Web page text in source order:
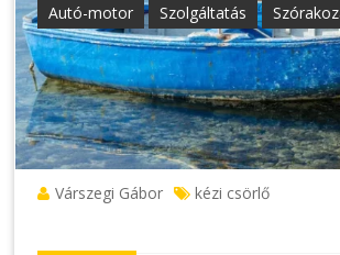
Autó-motor Szolgáltatás
Várszegi Gábor kézi csörlő